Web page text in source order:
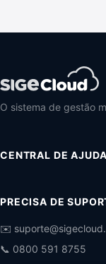
O sistema de gestão
CENTRAL DE AJUDA
PRECISA DE
✉️
📞 0800 591 8755